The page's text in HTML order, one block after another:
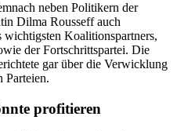
neben Politikern der
Dilma Rousseff auch
wichtigsten Koalitionspartners,
der Fortschrittspartei. Die
gar über die Verwicklung
Parteien.
profitieren